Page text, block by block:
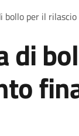
bollo per il
di